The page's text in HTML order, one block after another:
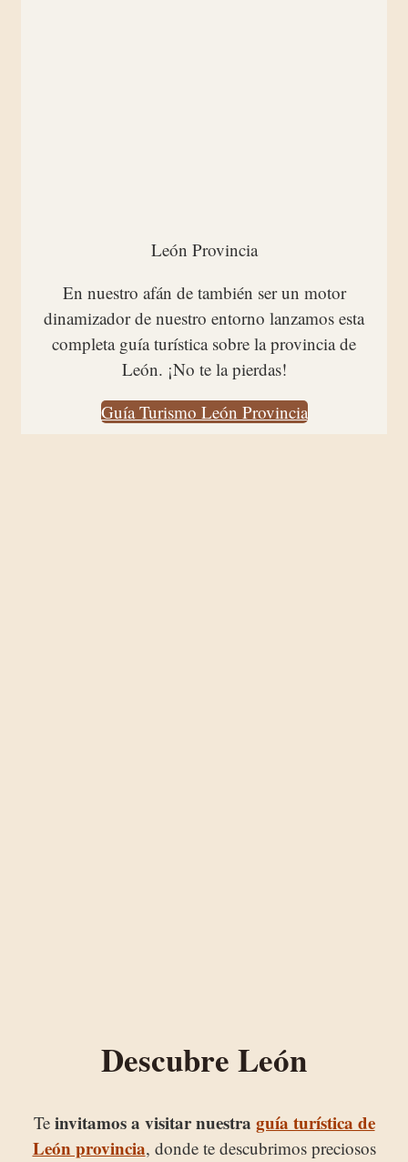
León Provincia
En nuestro afán de también ser un motor
dinamizador de nuestro entorno lanzamos esta
completa guía turística sobre la provincia de
León. ¡No te la pierdas!
Guía Turismo León Provincia
Descubre León
Teinvitamos a visitar nuestra guía turística de
León provincia, donde te descubrimos preciosos